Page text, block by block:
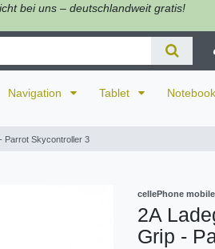
bei uns – deutschlandweit gratis!
Navigation Tablet Notebook
Parrot Skycontroller 3
cellePhone
2A
Grip -